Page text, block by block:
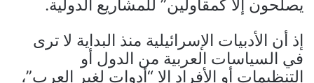
يصلحون إلا كمقاولين” للمشاريع الدولية.
إذ أن الأدبيات الإسرائيلية منذ البداية لا ترى
في السياسات العربية من الدول أو
التنظيمات أو الأفراد إلا “أدوات لغير العرب”،